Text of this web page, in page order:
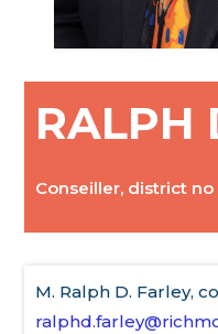
RALPH
Conseiller, district no
M. Ralph D. Farley,